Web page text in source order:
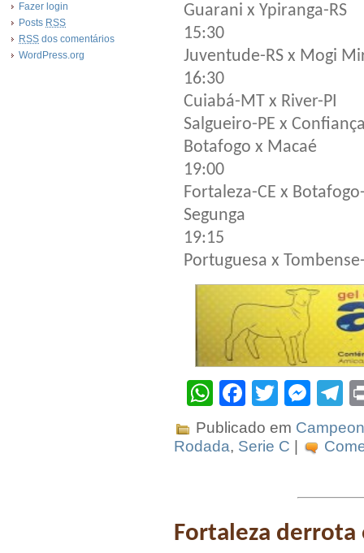
Fazer login
Posts RSS
RSS dos comentários
WordPress.org
Guarani x Ypiranga-RS
15:30
Juventude-RS x Mogi
16:30
Cuiabá-MT x River-PI
Salgueiro-PE x
Botafogo x Macaé
19:00
Fortaleza-CE x
Segunga
19:15
Portuguesa x
WhatsApp
Facebook
Twitter
Publicado em
Rodada, Serie C
Fortaleza derrota